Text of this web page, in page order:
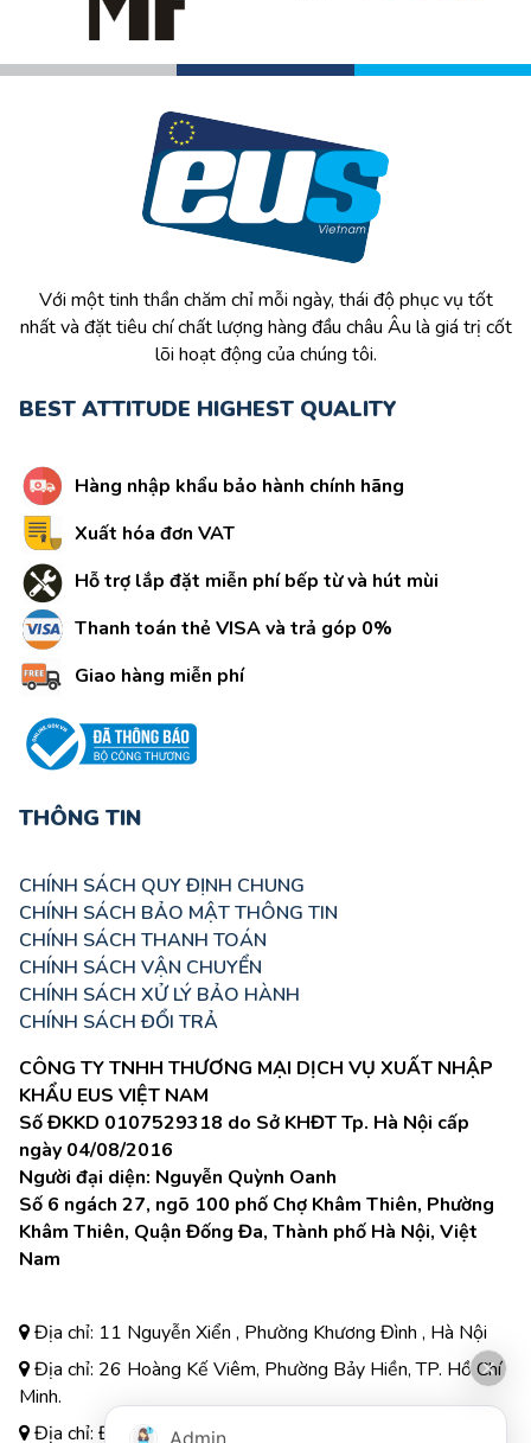
Với một tinh thần chăm chỉ mỗi ngày, thái độ phục vụ tốt
nhất và đặt tiêu chí chất lượng hàng đầu châu Âu là giá trị cốt
lõi hoạt động của chúng tôi.
BEST ATTITUDE HIGHEST QUALITY
Hàng nhập khẩu bảo hành chính hãng
Xuất hóa đơn VAT
Hỗ trợ lắp đặt miễn phí bếp từ và hút mùi
Thanh toán thẻ VISA và trả góp 0%
Giao hàng miễn phí
THÔNG TIN
CHÍNH SÁCH QUY ĐỊNH CHUNG
CHÍNH SÁCH BẢO MẬT THÔNG TIN
CHÍNH SÁCH THANH TOÁN
CHÍNH SÁCH VẬN CHUYỂN
CHÍNH SÁCH XỬ LÝ BẢO HÀNH
CHÍNH SÁCH ĐỔI TRẢ
CÔNG TY TNHH THƯƠNG MẠI DỊCH VỤ XUẤT NHẬP
KHẨU EUS VIỆT NAM
Số ĐKKD 0107529318 do Sở KHĐT Tp. Hà Nội cấp
ngày 04/08/2016
Người đại diện: Nguyễn Quỳnh Oanh
Số 6 ngách 27, ngõ 100 phố Chợ Khâm Thiên, Phường
Khâm Thiên, Quận Đống Đa, Thành phố Hà Nội, Việt
Nam
Địa chỉ: 11 Nguyễn Xiển , Phường Khương Đình , Hà Nội
Địa chỉ: 26 Hoàng Kế Viêm, Phường Bảy Hiền, TP. Hồ Chí
Minh.
Địa chỉ: Đường A3, Tiểu khu đô thị số 17, Phường Pom
Admin